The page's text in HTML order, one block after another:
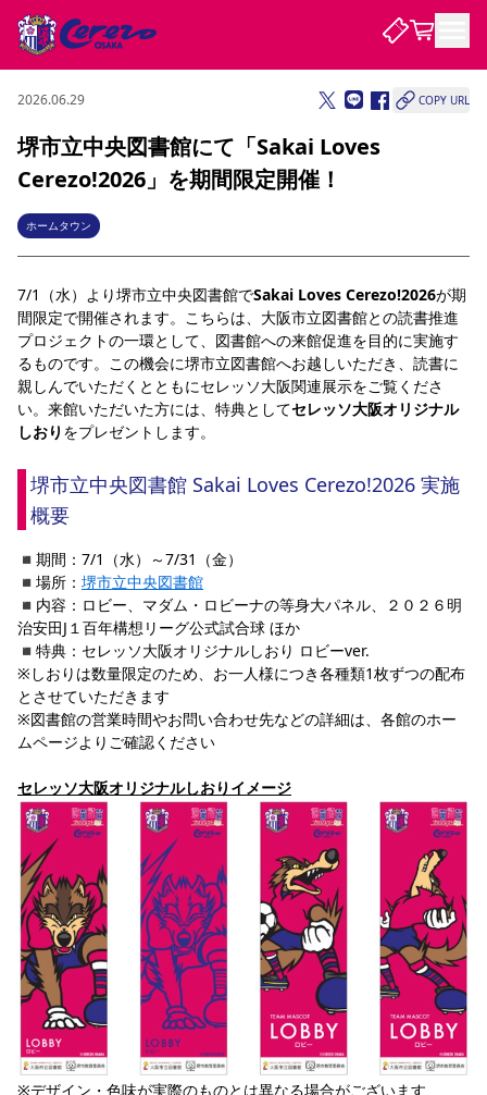
試合・チーム
試合について
試合日程 / 結果
チームについて
選手・スタッフ スケジュール メディア情報 アクセス レディース
アカデミー ハナサカプレーヤー 歴代所属選手
観戦する
チケット
チケット情報 販売スケジュール 価格・席種
購入方法
シーズンシート
法人シーズンシート 福祉サービス 団体チケット
特定興行入場券
譲渡サービス リセールサービス
観戦ガイド
初めて観戦ガイド キッズ向けサービス グルメ マッチデープログラム
観戦マナー&ルール
ビジターサポーター観戦ガイド
YANMAR HANASAKA STADIUM
DAZNで観戦
アウェイツアー
アウェイツアー
よくある質問
よくある質問
クラブを知る
セレッソ大阪について
クラブ紹介 沿革 シーズン記録 求人情報
サポートする
Lise（ライセンスビジネス）
サステナビリティ
サステナビリティポリシー SDGsのゴール
活動レポート
SPORT POSITIVE LEAGUES
スポーツクラブ
スポーツクラブ
関連団体/施設
長居公園 セレッソフットサルパーク
セレッソスポーツパーク舞洲
大人のサッカースクール その他スポーツクラブ
ファンクラブ
ファンクラブ
SAKURA SOCIO 招待券引換方法
ニュース
ニュース
すべて
レディース
アカデミー
2026.06.29 COPY URL
堺市立中央図書館にて「Sakai Loves
Cerezo!2026」を期間限定開催！
ホームタウン
7/1（水）より堺市立中央図書館でSakai Loves Cerezo!2026が期
間限定で開催されます。こちらは、大阪市立図書館との読書推進
プロジェクトの一環として、図書館への来館促進を目的に実施す
るものです。この機会に堺市立図書館へお越しいただき、読書に
親しんでいただくとともにセレッソ大阪関連展示をご覧くださ
い。来館いただいた方には、特典としてセレッソ大阪オリジナル
しおり をプレゼントします。
堺市立中央図書館 Sakai Loves Cerezo!2026 実施
概要
◾️期間：7/1（水）～7/31（金）
◾️場所： 堺市立中央図書館
◾️内容：ロビー、マダム・ロビーナの等身大パネル、２０２６明
治安田J１百年構想リーグ公式試合球 ほか
◾️特典：セレッソ大阪オリジナルしおり ロビーver.
※しおりは数量限定のため、お一人様につき各種類1枚ずつの配布
とさせていただきます
※図書館の営業時間やお問い合わせ先などの詳細は、各館のホー
ムページよりご確認ください
セレッソ大阪オリジナルしおりイメージ
※デザイン・色味が実際のものとは異なる場合がございます